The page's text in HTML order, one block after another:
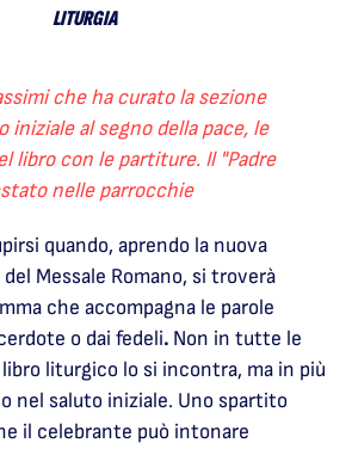
LITURGIA
che ha curato la sezione
iniziale al segno della pace, le
libro con le partiture. Il "Padre
nelle parrocchie
quando, aprendo la nuova
Messale Romano, si troverà
che accompagna le parole
o dai fedeli. Non in tutte le
liturgico lo si incontra, ma in più
nel saluto iniziale. Uno spartito
il celebrante può intonare